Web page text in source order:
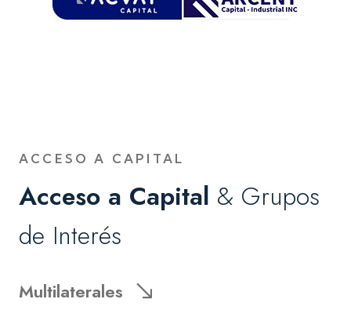
ACCESO A CAPITAL
Acceso a Capital & Grupos
de Interés
Multilaterales